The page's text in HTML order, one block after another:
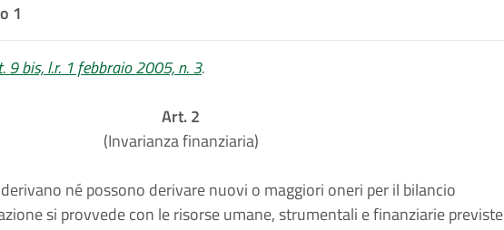
1
9 bis, l.r. 1 febbraio 2005, n. 3.
Art. 2
(Invarianza finanziaria)
né possono derivare nuovi o maggiori oneri per il bilancio
si provvede con le risorse umane, strumentali e finanziarie previste